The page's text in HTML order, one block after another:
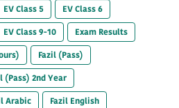
EV Class 5
EV Class 6
EV Class 9-10
Exam Results
Fazil (Pass)
(Pass) 2nd Year
Arabic
Fazil English